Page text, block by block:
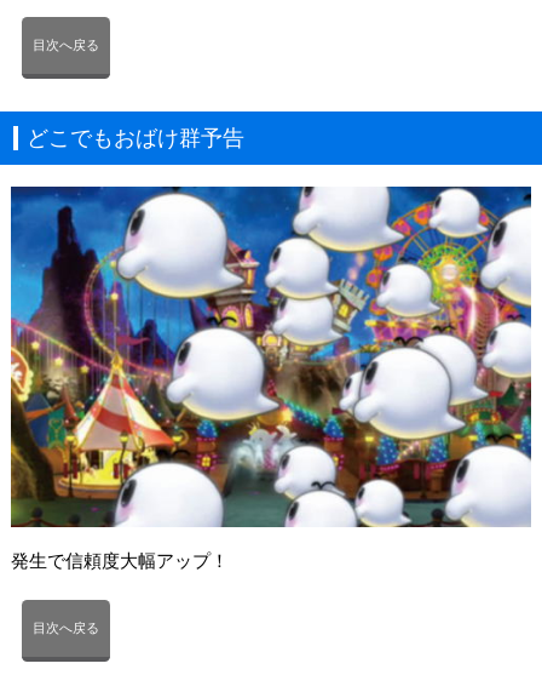
目次へ戻る
どこでもおばけ群予告
発生で信頼度大幅アップ！
目次へ戻る